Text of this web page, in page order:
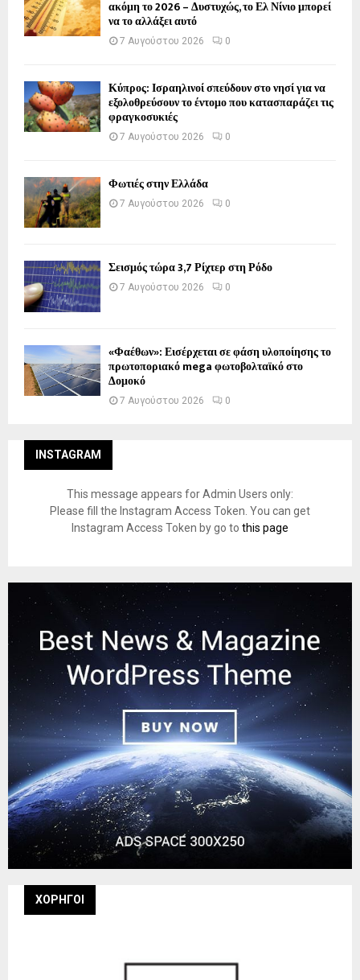
ακόμη το 2026 – Δυστυχώς, το Ελ Νίνιο μπορεί
να το αλλάξει αυτό
7 Αυγούστου 2026 0
Κύπρος: Ισραηλινοί σπεύδουν στο νησί για να
εξολοθρεύσουν το έντομο που κατασπαράζει τις
φραγκοσυκιές
7 Αυγούστου 2026 0
Φωτιές στην Ελλάδα
7 Αυγούστου 2026 0
Σεισμός τώρα 3,7 Ρίχτερ στη Ρόδο
7 Αυγούστου 2026 0
«Φαέθων»: Εισέρχεται σε φάση υλοποίησης το
πρωτοποριακό mega φωτοβολταϊκό στο
Δομοκό
7 Αυγούστου 2026 0
INSTAGRAM
This message appears for Admin Users only:
Please fill the Instagram Access Token. You can get
Instagram Access Token by go to this page
ΧΟΡΗΓΟΙ